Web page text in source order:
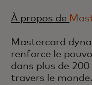
À propos de
Mastercard
renforce le
dans plus de
travers le